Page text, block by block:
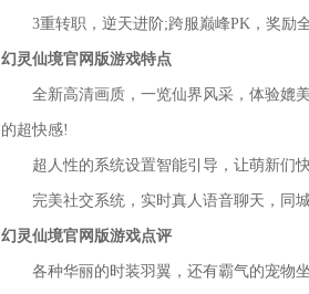
3重转职，逆天进阶;跨服巅峰PK，奖励全
幻灵仙境官网版游戏特点
全新高清画质，一览仙界风采，体验媲美
的超快感!
超人性的系统设置智能引导，让萌新们快
完美社交系统，实时真人语音聊天，同城
幻灵仙境官网版游戏点评
各种华丽的时装羽翼，还有霸气的宠物坐